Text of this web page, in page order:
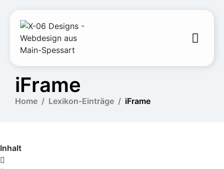
iFrame
Home Lexikon-Einträge iFrame
Inhalt